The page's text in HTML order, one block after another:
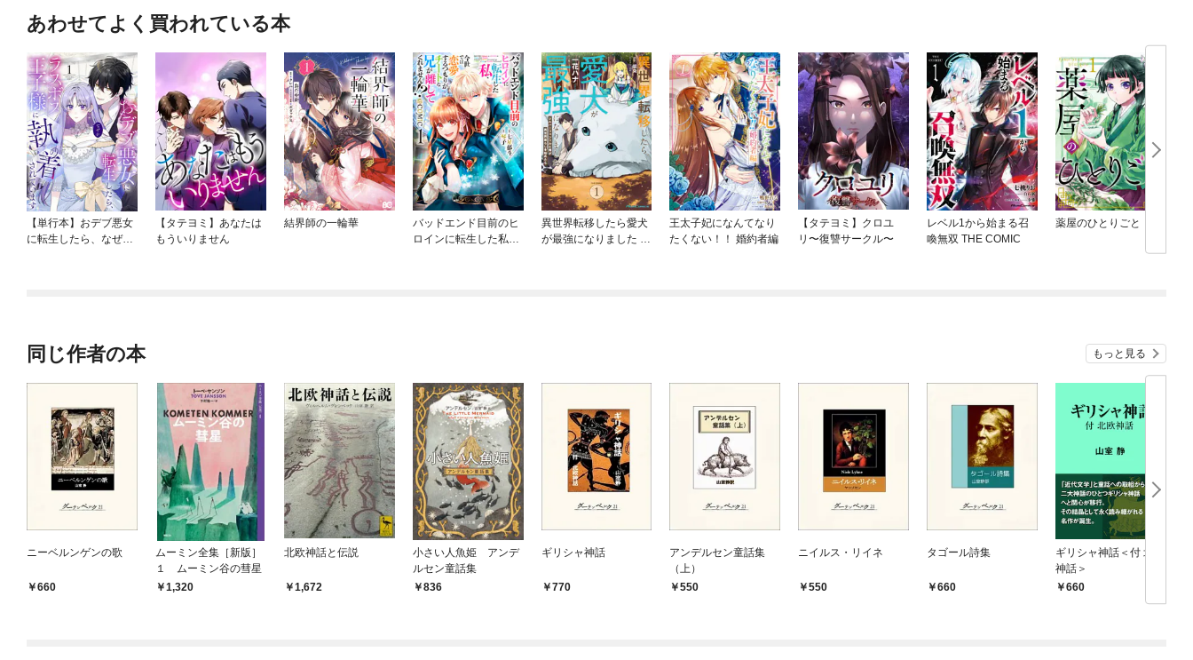
あわせてよく買われている本
【単行本】おデブ悪女
に転生したら、なぜか
【タテヨミ】あなたは
もういりません
結界師の一輪華
バッドエンド目前のヒ
ロインに転生した私、
異世界転移したら愛犬
が最強になりました ～
王太子妃になんてなり
たくない！！ 婚約者編
【タテヨミ】クロユ
リ〜復讐サークル〜
レベル1から始まる召
喚無双 THE COMIC
薬屋のひとりごと
同じ作者の本 もっと見る
ニーベルンゲンの歌
660
ムーミン全集［新版］
１ ムーミン谷の彗星
1,320
北欧神話と伝説
1,672
小さい人魚姫 アンデ
ルセン童話集
836
ギリシャ神話
770
アンデルセン童話集
（上）
550
ニイルス・リイネ
550
タゴール詩集
660
ギリシャ神話＜付 北欧
神話＞
660